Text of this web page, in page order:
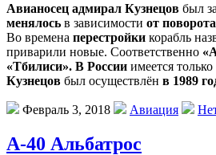
Авианосец адмирал Кузнецов был
менялось в зависимости от
Во времена перестройки корабль
приварили новые. Соответственно
«Тбилиси». В России имеется только
Кузнецов был осуществлён в 1989
Февраль 3, 2018 Авиация
А-40 Альбатрос